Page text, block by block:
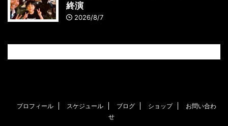
終演
2026/8/7
プロフィール スケジュール ブログ ショップ
お問い合わ
せ